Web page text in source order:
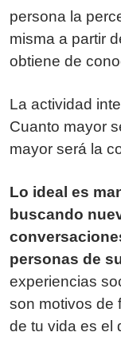
persona la
misma a partir
obtiene de
La actividad
Cuanto mayor
mayor será la
Lo ideal es
buscando
personas de
experiencias
son motivos de
de tu vida es el